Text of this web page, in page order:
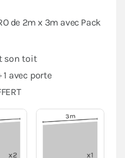
de 2m x 3m avec Pack
son toit
avec porte